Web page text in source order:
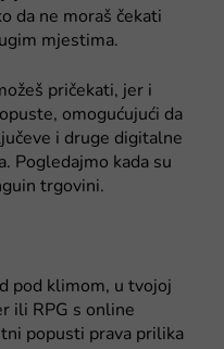
da ne moraš čekati
mjestima.
pričekati, jer i
omogućujući da
i druge digitalne
Pogledajmo kada su
trgovini.
pod klimom, u tvojoj
ili RPG s online
popusti prava prilika